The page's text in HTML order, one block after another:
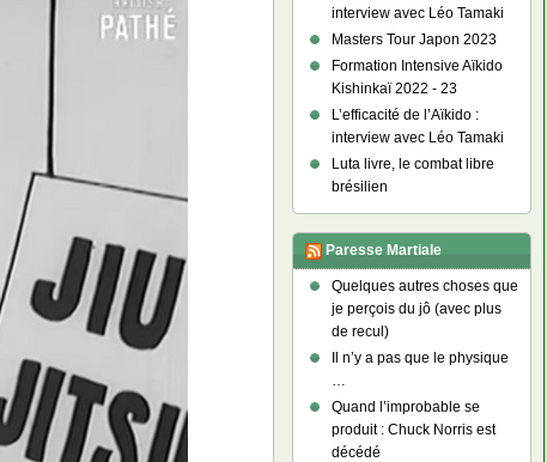
interview avec Léo Tamaki
Masters Tour Japon 2023
Formation Intensive Aïkido
Kishinkaï 2022 - 23
L’efficacité de l’Aïkido :
interview avec Léo Tamaki
Luta livre, le combat libre
brésilien
Paresse Martiale
Quelques autres choses que
je perçois du jô (avec plus
de recul)
Il n’y a pas que le physique
…
Quand l’improbable se
produit : Chuck Norris est
décédé